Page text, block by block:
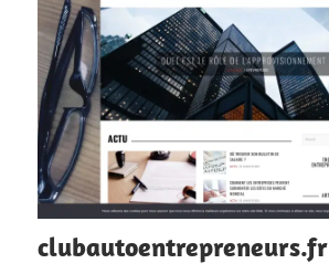
clubautoentrepreneurs.fr